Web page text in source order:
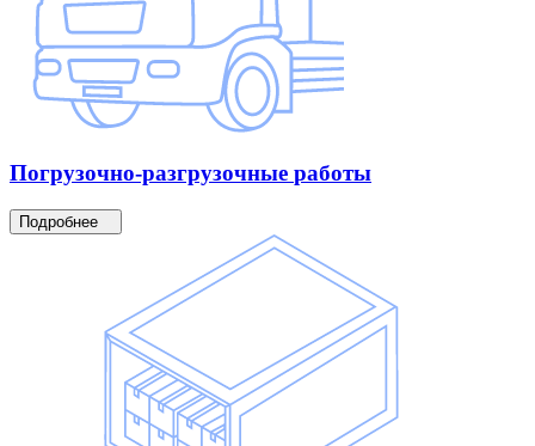
Погрузочно-разгрузочные работы
Подробнее